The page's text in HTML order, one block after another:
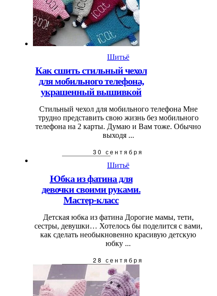
Шитьё
Как сшить стильный чехол
для мобильного телефона,
украшенный вышивкой
Стильный чехол для мобильного телефона Мне
трудно представить свою жизнь без мобильного
телефона на 2 карты. Думаю и Вам тоже. Обычно
выходя ...
30 сентября
Шитьё
Юбка из фатина для
девочки своими руками.
Мастер-класс
Детская юбка из фатина Дорогие мамы, тети,
сестры, девушки… Хотелось бы поделится с вами,
как сделать необыкновенно красивую детскую
юбку ...
28 сентября